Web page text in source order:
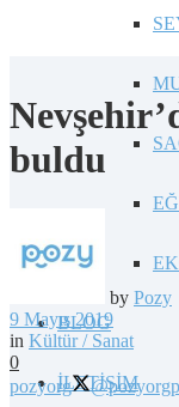
BLOG
İLETİŞİM
buldu
by Pozy
9 Mayıs 2019
in Kültür / Sanat
0
pozyorg
@pozyorg